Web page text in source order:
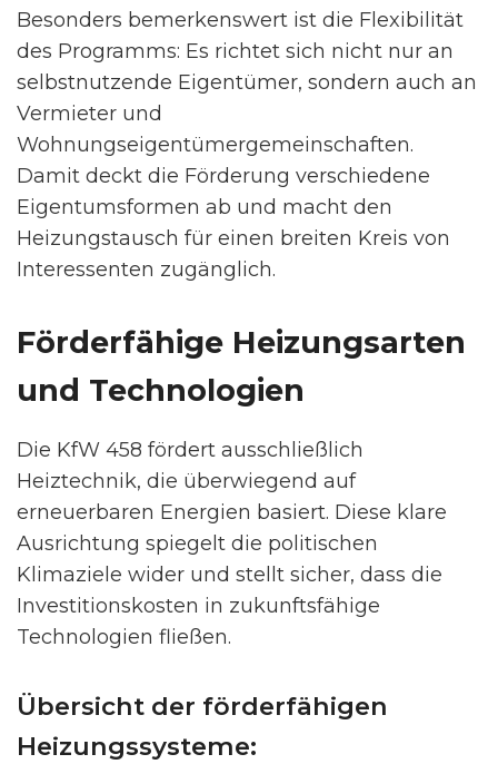
Besonders bemerkenswert ist die Flexibilität
des Programms: Es richtet sich nicht nur an
selbstnutzende Eigentümer, sondern auch an
Vermieter und
Wohnungseigentümergemeinschaften.
Damit deckt die Förderung verschiedene
Eigentumsformen ab und macht den
Heizungstausch für einen breiten Kreis von
Interessenten zugänglich.
Förderfähige Heizungsarten
und Technologien
Die KfW 458 fördert ausschließlich
Heiztechnik, die überwiegend auf
erneuerbaren Energien basiert. Diese klare
Ausrichtung spiegelt die politischen
Klimaziele wider und stellt sicher, dass die
Investitionskosten in zukunftsfähige
Technologien fließen.
Übersicht der förderfähigen
Heizungssysteme: